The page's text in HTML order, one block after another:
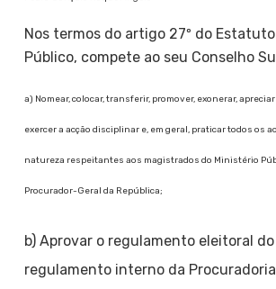
Nos termos do artigo 27º do
Público, compete ao seu Conselho
a) Nomear, colocar, transferir, promover, exonerar,
exercer a acção disciplinar e, em geral, praticar todos os
natureza respeitantes aos magistrados do Ministério
Procurador-Geral da República;
b) Aprovar o regulamento eleitoral
regulamento interno da